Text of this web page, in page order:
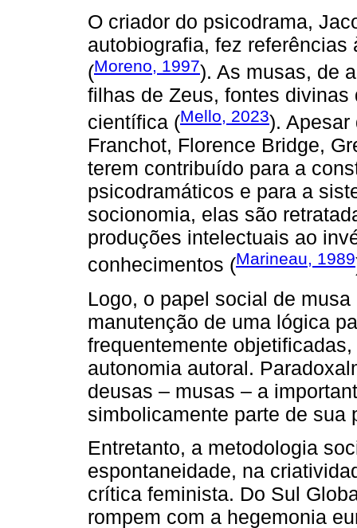
O criador do psicodrama,
autobiografia, fez referências
(Moreno, 1997). As musas, de
filhas de Zeus, fontes
científica (Mello, 2023). Apesar
Franchot, Florence Bridge,
terem contribuído para a
psicodramáticos e para a
socionomia, elas são
produções intelectuais ao
conhecimentos (Marineau, 1989
Logo, o papel social de
manutenção de uma lógica
frequentemente
autonomia autoral.
deusas – musas – a
simbolicamente parte de sua
Entretanto, a metodologia
espontaneidade, na
crítica feminista. Do Sul
rompem com a hegemonia